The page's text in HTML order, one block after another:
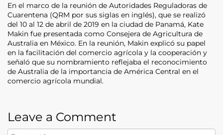
En el marco de la reunión de Autoridades Reguladoras de
Cuarentena (QRM por sus siglas en inglés), que se realizó
del 10 al 12 de abril de 2019 en la ciudad de Panamá, Kate
Makin fue presentada como Consejera de Agricultura de
Australia en México. En la reunión, Makin explicó su papel
en la facilitación del comercio agrícola y la cooperación y
señaló que su nombramiento reflejaba el reconocimiento
de Australia de la importancia de América Central en el
comercio agrícola mundial.
Leave a Comment